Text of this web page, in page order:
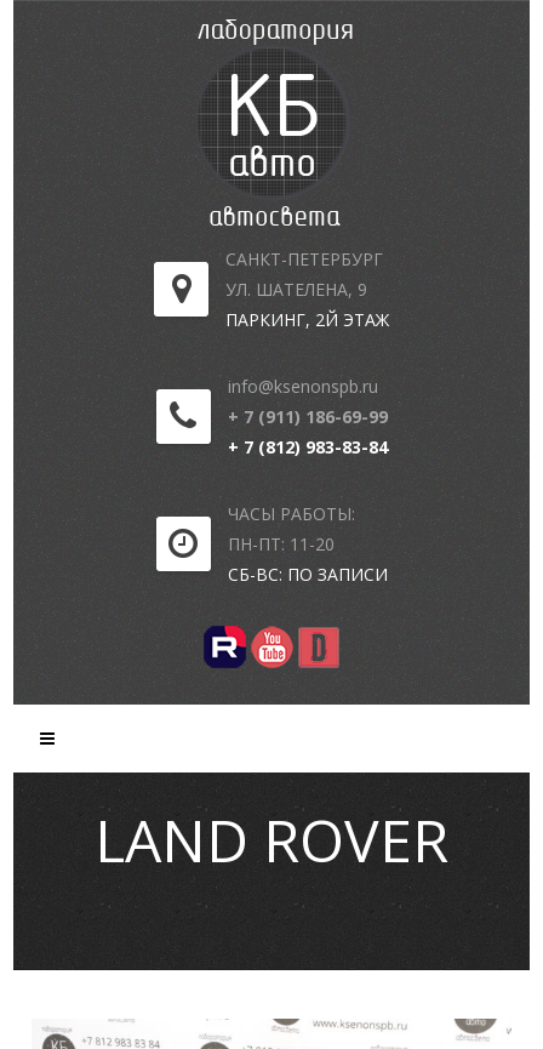
САНКТ-ПЕТЕРБУРГ
УЛ. ШАТЕЛЕНА, 9
ПАРКИНГ, 2Й ЭТАЖ
info@ksenonspb.ru
+ 7 (911) 186-69-99
+ 7 (812) 983-83-84
ЧАСЫ РАБОТЫ:
ПН-ПТ: 11-20
СБ-ВС: ПО ЗАПИСИ
LAND ROVER